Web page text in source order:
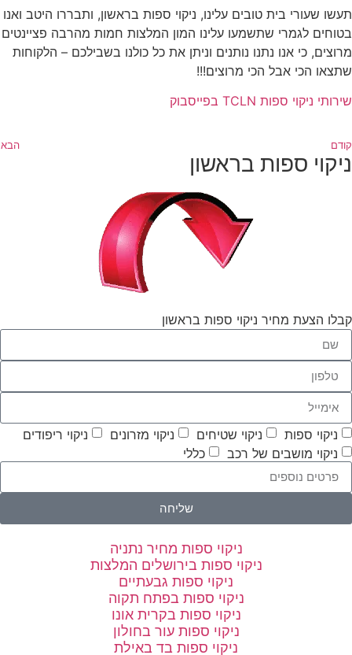
תעשו שעורי בית טובים עלינו, ניקוי ספות בראשון, ותבררו היטב ואנו
בטוחים לגמרי שתשמעו עלינו המון המלצות חמות מהרבה פציינטים
מרוצים, כי אנו נתנו נותנים וניתן את כל כולנו בשבילכם – הלקוחות
שתצאו הכי אבל הכי מרוצים!!!
שירותי ניקוי ספות TCLN בפייסבוק
קודם הבא
ניקוי ספות בראשון
קבלו הצעת מחיר ניקוי ספות בראשון
ניקוי ספות ניקוי שטיחים ניקוי מזרונים
ניקוי ריפודים
ניקוי מושבים של רכב
כללי
שליחה
ניקוי ספות מחיר נתניה
ניקוי ספות בירושלים המלצות
ניקוי ספות גבעתיים
ניקוי ספות בפתח תקוה
ניקוי ספות בקרית אונו
ניקוי ספות עור בחולון
ניקוי ספות בד באילת